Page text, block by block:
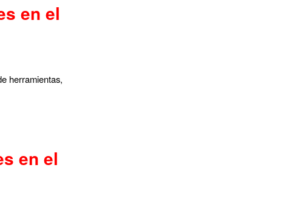
en el
herramientas,
en el